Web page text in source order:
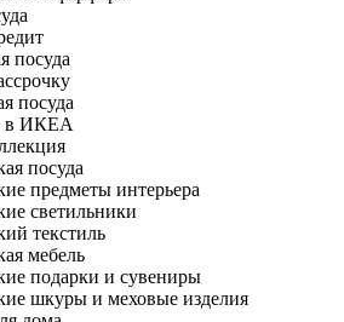
посуда
посуда
в ИКЕА
посуда
предметы интерьера
светильники
текстиль
мебель
подарки и сувениры
шкуры и меховые изделия